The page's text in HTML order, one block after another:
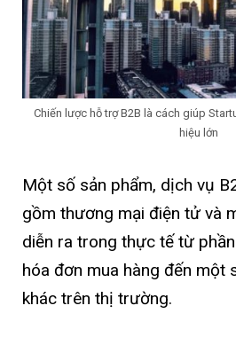
Chiến lược hỗ trợ B2B là cách giúp
hiệu lớn
Một số sản phẩm, dịch vụ
gồm thương mại điện tử và
diễn ra trong thực tế từ
hóa đơn mua hàng đến một
khác trên thị trường.